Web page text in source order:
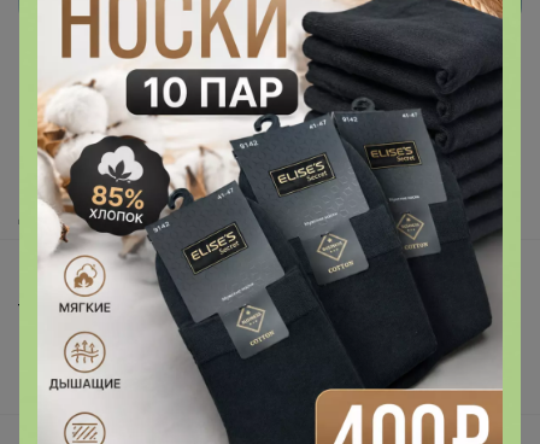
Реклама
Как здесь все устроено?
Как сделать заказ?
Как получить?
Доставка
Шоурумы
Торговые марки
Наша команда
В наличии